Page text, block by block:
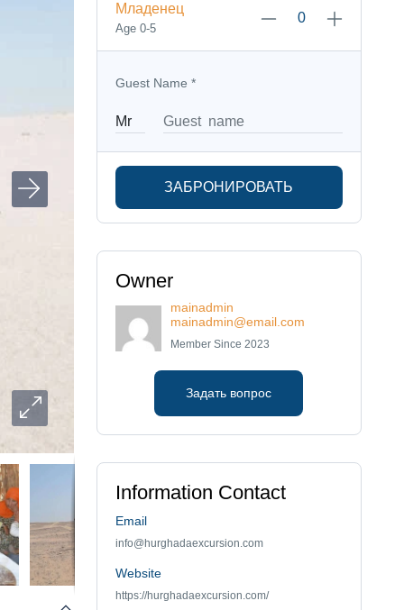
Младенец
Age 0-5
Guest Name *
ЗАБРОНИРОВАТЬ
Owner
mainadmin
mainadmin@email.com
Member Since 2023
Задать вопрос
Information Contact
Email
info@hurghadaexcursion.com
Website
https://hurghadaexcursion.com/